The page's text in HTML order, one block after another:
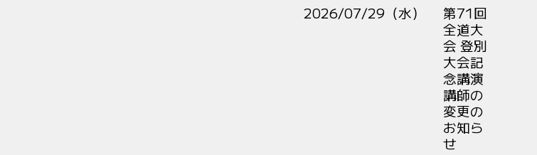
2026/07/29（水）
第71回
全道大
会 登別
大会記
念講演
講師の
変更の
お知ら
せ